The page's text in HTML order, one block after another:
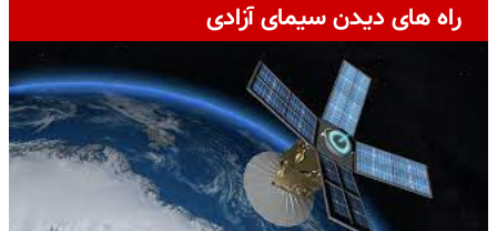
راه های دیدن سیمای آزادی